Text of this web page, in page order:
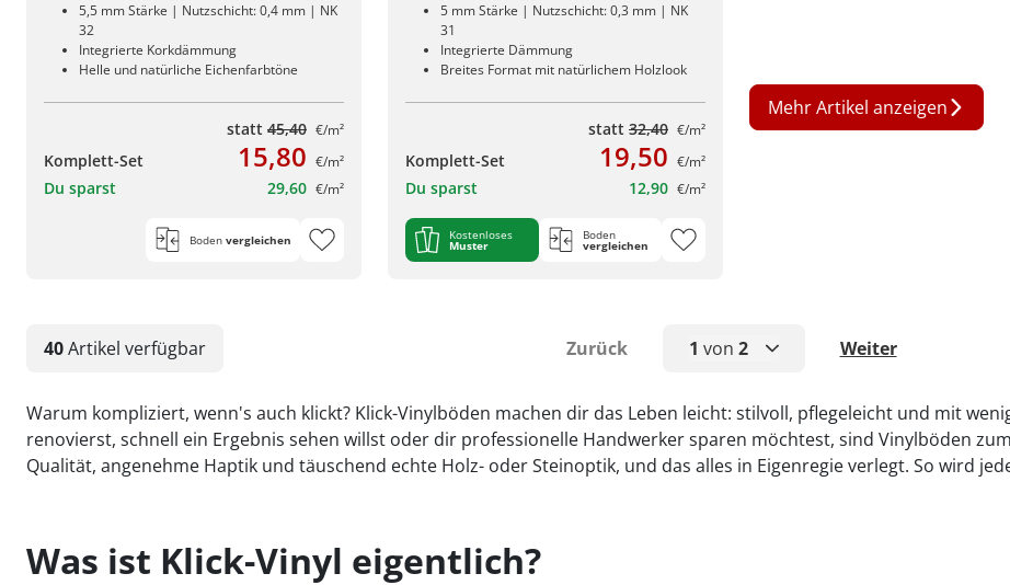
5,5 mm Stärke | Nutzschicht: 0,4 mm | NK
32
Integrierte Korkdämmung
Helle und natürliche Eichenfarbtöne
statt 45,40 €/m²
Komplett-Set 15,80 €/m²
Du sparst 29,60 €/m²
Boden vergleichen
5 mm Stärke | Nutzschicht: 0,3 mm | NK
31
Integrierte Dämmung
Breites Format mit natürlichem Holzlook
statt 32,40 €/m²
Komplett-Set 19,50 €/m²
Du sparst 12,90 €/m²
Kostenloses
Muster
Boden
vergleichen
Mehr Artikel anzeigen
40Artikel verfügbar Zurück 1 von 2
2
Weiter
Warum kompliziert, wenn's auch klickt? Klick-Vinylböden machen dir das Leben leicht: stilvoll, pflegeleicht und mit
renovierst, schnell ein Ergebnis sehen willst oder dir professionelle Handwerker sparen möchtest, sind Vinylböden
Qualität, angenehme Haptik und täuschend echte Holz- oder Steinoptik, und das alles in Eigenregie verlegt. So wird
Was ist Klick-Vinyl eigentlich?